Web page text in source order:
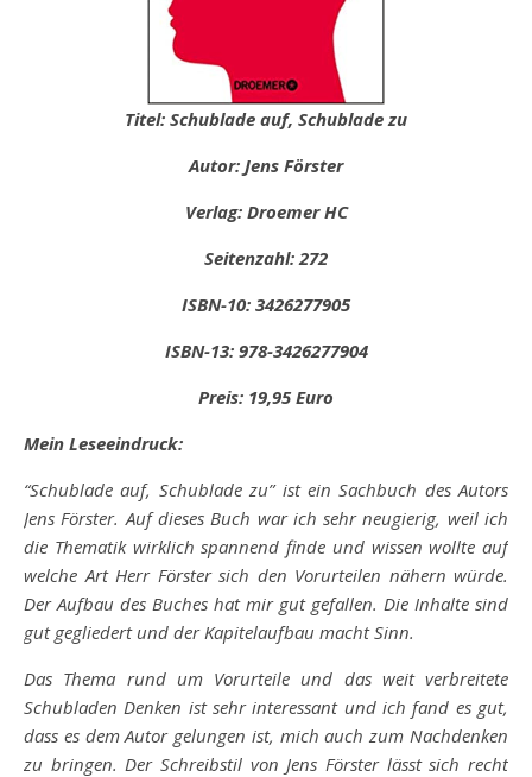
Titel: Schublade auf, Schublade zu
Autor: Jens Förster
Verlag: Droemer HC
Seitenzahl: 272
ISBN-10: 3426277905
ISBN-13: 978-3426277904
Preis: 19,95 Euro
Mein Leseeindruck:
“Schublade auf, Schublade zu” ist ein Sachbuch des Autors
Jens Förster. Auf dieses Buch war ich sehr neugierig, weil ich
die Thematik wirklich spannend finde und wissen wollte auf
welche Art Herr Förster sich den Vorurteilen nähern würde.
Der Aufbau des Buches hat mir gut gefallen. Die Inhalte sind
gut gegliedert und der Kapitelaufbau macht Sinn.
Das Thema rund um Vorurteile und das weit verbreitete
Schubladen Denken ist sehr interessant und ich fand es gut,
dass es dem Autor gelungen ist, mich auch zum Nachdenken
zu bringen. Der Schreibstil von Jens Förster lässt sich recht